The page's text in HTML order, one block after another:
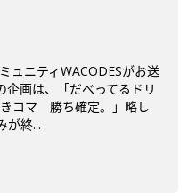
ュニティWACODESがお送
企画は、「だべってるドリ
コマ 勝ち確定。」略し
が終...